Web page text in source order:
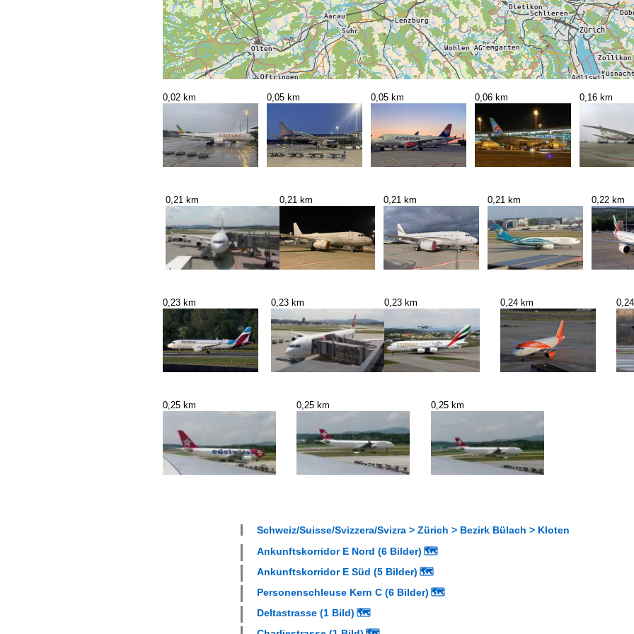
0,02 km 0,05 km 0,05 km 0,06 km 0,16 km
0,21 km 0,21 km 0,21 km 0,21 km 0,22 km
0,23 km 0,23 km 0,23 km 0,24 km
0,25 km 0,25 km 0,25 km
Schweiz/Suisse/Svizzera/Svizra > Zürich > Bezirk Bülach > Kloten
Ankunftskorridor E Nord (6 Bilder) 🗺
Ankunftskorridor E Süd (5 Bilder) 🗺
Personenschleuse Kern C (6 Bilder) 🗺
Deltastrasse (1 Bild) 🗺